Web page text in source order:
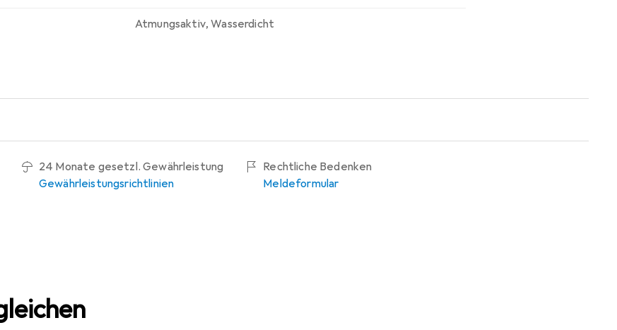
Atmungsaktiv,Wasserdicht
24 Monate gesetzl. Gewährleistung
Gewährleistungsrichtlinien
Rechtliche Bedenken
Meldeformular